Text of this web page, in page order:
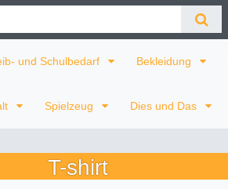
und Schulbedarf Bekleidung
Spielzeug Dies und Das
T-shirt